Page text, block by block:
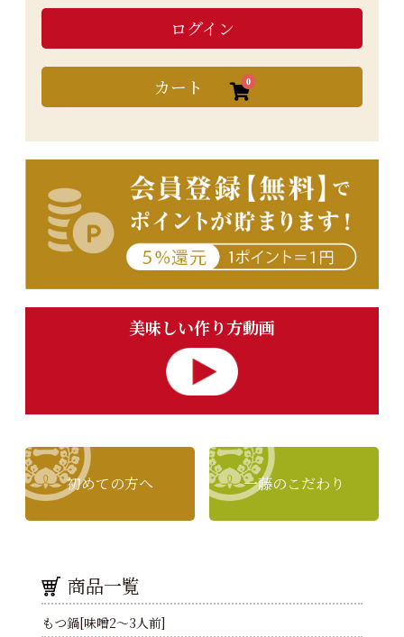
ログイン
カート 0
美味しい作り方動画
初めての方へ 一藤のこだわり
商品一覧
もつ鍋[味噌2～3人前]